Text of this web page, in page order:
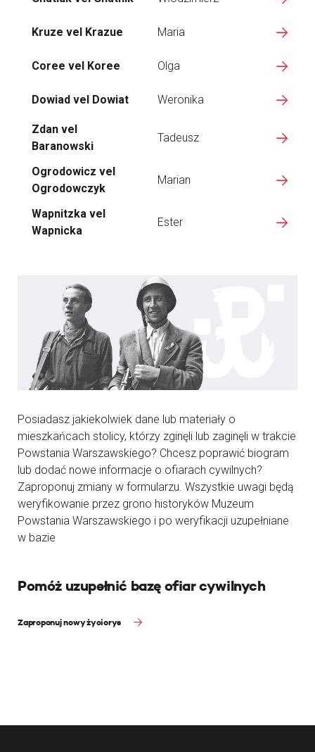
Kruze vel Krazue Maria
Coree vel Koree Olga
Dowiad vel Dowiat Weronika
Zdan vel
Baranowski
Tadeusz
Ogrodowicz vel
Ogrodowczyk
Marian
Wapnitzka vel
Wapnicka
Ester
Posiadasz jakiekolwiek dane lub materiały o
mieszkańcach stolicy, którzy zginęli lub zaginęli w trakcie
Powstania Warszawskiego? Chcesz poprawić biogram
lub dodać nowe informacje o ofiarach cywilnych?
Zaproponuj zmiany w formularzu. Wszystkie uwagi będą
weryfikowanie przez grono historyków Muzeum
Powstania Warszawskiego i po weryfikacji uzupełniane
w bazie
Pomóż uzupełnić bazę ofiar cywilnych
Zaproponuj nowy życiorys